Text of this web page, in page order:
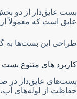
بست عایق‌دار از دو
عایق است که معمولاً
طراحی این بست‌ها به
کاربرد های متنوع بست
بست‌های عایق‌دار در
حفاظت از لوله‌های